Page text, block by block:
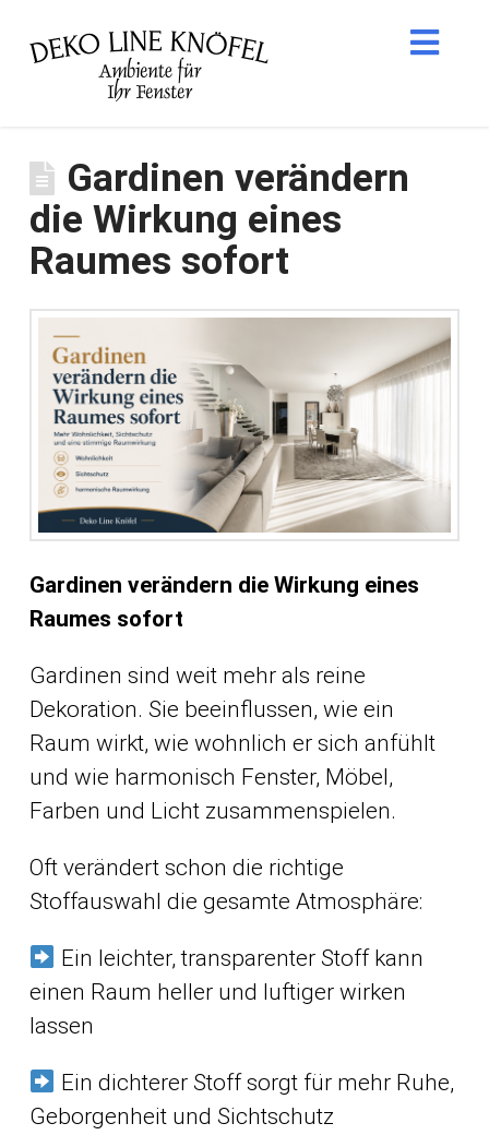
Gardinen verändern
die Wirkung eines
Raumes sofort
Gardinen verändern die Wirkung eines
Raumes sofort
Gardinen sind weit mehr als reine
Dekoration. Sie beeinflussen, wie ein
Raum wirkt, wie wohnlich er sich anfühlt
und wie harmonisch Fenster, Möbel,
Farben und Licht zusammenspielen.
Oft verändert schon die richtige
Stoffauswahl die gesamte Atmosphäre:
Ein leichter, transparenter Stoff kann
einen Raum heller und luftiger wirken
lassen
Ein dichterer Stoff sorgt für mehr Ruhe,
Geborgenheit und Sichtschutz